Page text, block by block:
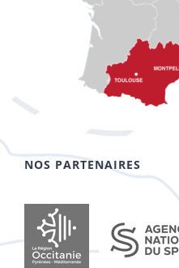
NOS PARTENAIRES